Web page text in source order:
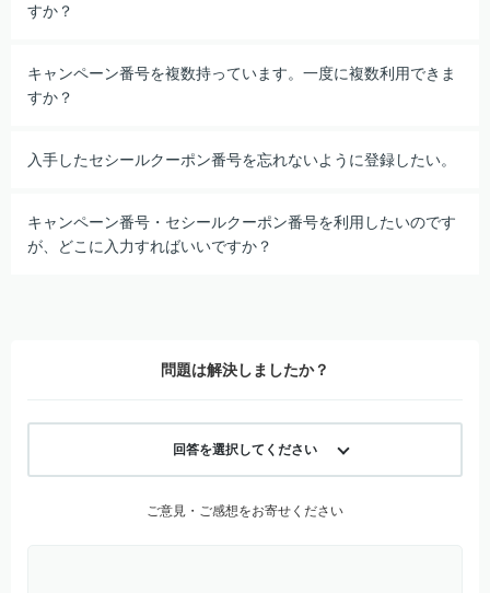
すか？
キャンペーン番号を複数持っています。一度に複数利用できま
すか？
入手したセシールクーポン番号を忘れないように登録したい。
キャンペーン番号・セシールクーポン番号を利用したいのです
が、どこに入力すればいいですか？
問題は解決しましたか？
回答を選択してください
ご意見・ご感想をお寄せください